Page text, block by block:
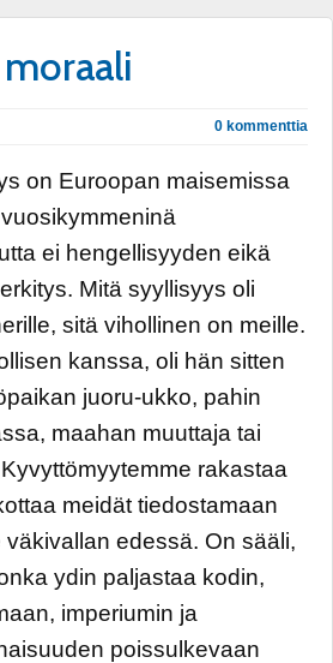
moraali
0 kommenttia
on Euroopan maisemissa
ei hengellisyyden eikä
Mitä syyllisyys oli
sitä vihollinen on meille.
kanssa, oli hän sitten
juoru-ukko, pahin
maahan muuttaja tai
rakastaa
meidät tiedostamaan
edessä. On sääli,
ydin paljastaa kodin,
imperiumin ja
poissulkevaan